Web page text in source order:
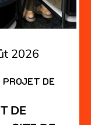
PROJET DE
2026
DE